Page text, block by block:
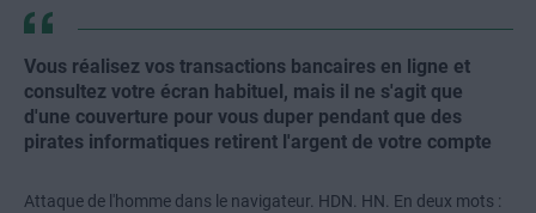
Vous réalisez vos transactions bancaires en ligne et
consultez votre écran habituel, mais il ne s'agit que
d'une couverture pour vous duper pendant que des
pirates informatiques retirent l'argent de votre compte
Attaque de l'homme dans le navigateur. HDN. HN. En deux mots :